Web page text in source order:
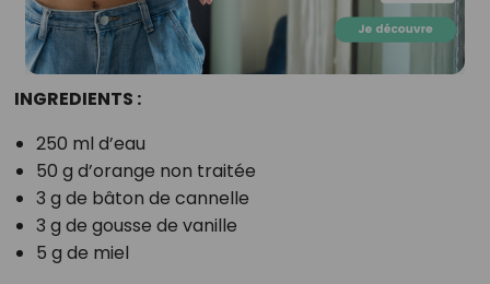
INGREDIENTS :
250 ml d’eau
50 g d’orange non traitée
3 g de bâton de cannelle
3 g de gousse de vanille
5 g de miel